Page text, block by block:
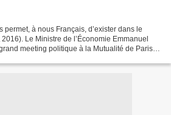
permet, à nous Français, d’exister dans le
Le Ministre de l’Économie Emmanuel
meeting politique à la Mutualité de Paris,